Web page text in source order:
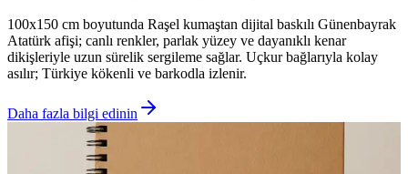
100x150 cm boyutunda Raşel kumaştan dijital baskılı Günenbayrak
Atatürk afişi; canlı renkler, parlak yüzey ve dayanıklı kenar
dikişleriyle uzun sürelik sergileme sağlar. Uçkur bağlarıyla kolay
asılır; Türkiye kökenli ve barkodla izlenir.
Daha fazla bilgi edinin